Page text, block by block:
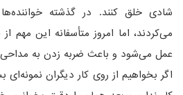
شادی خلق کنند. در گذشته
می‌کردند، اما امروز متأسفانه این
عمل می‌شود و باعث ضربه زدن به
اگر بخواهیم از روی کار دیگران